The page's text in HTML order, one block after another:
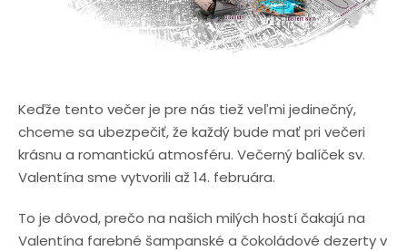
Keďže tento večer je pre nás tiež veľmi jedinečný,
chceme sa ubezpečiť, že každý bude mať pri večeri
krásnu a romantickú atmosféru. Večerný balíček sv.
Valentína sme vytvorili až 14. februára.
To je dôvod, prečo na našich milých hostí čakajú na
Valentína farebné šampanské a čokoládové dezerty v